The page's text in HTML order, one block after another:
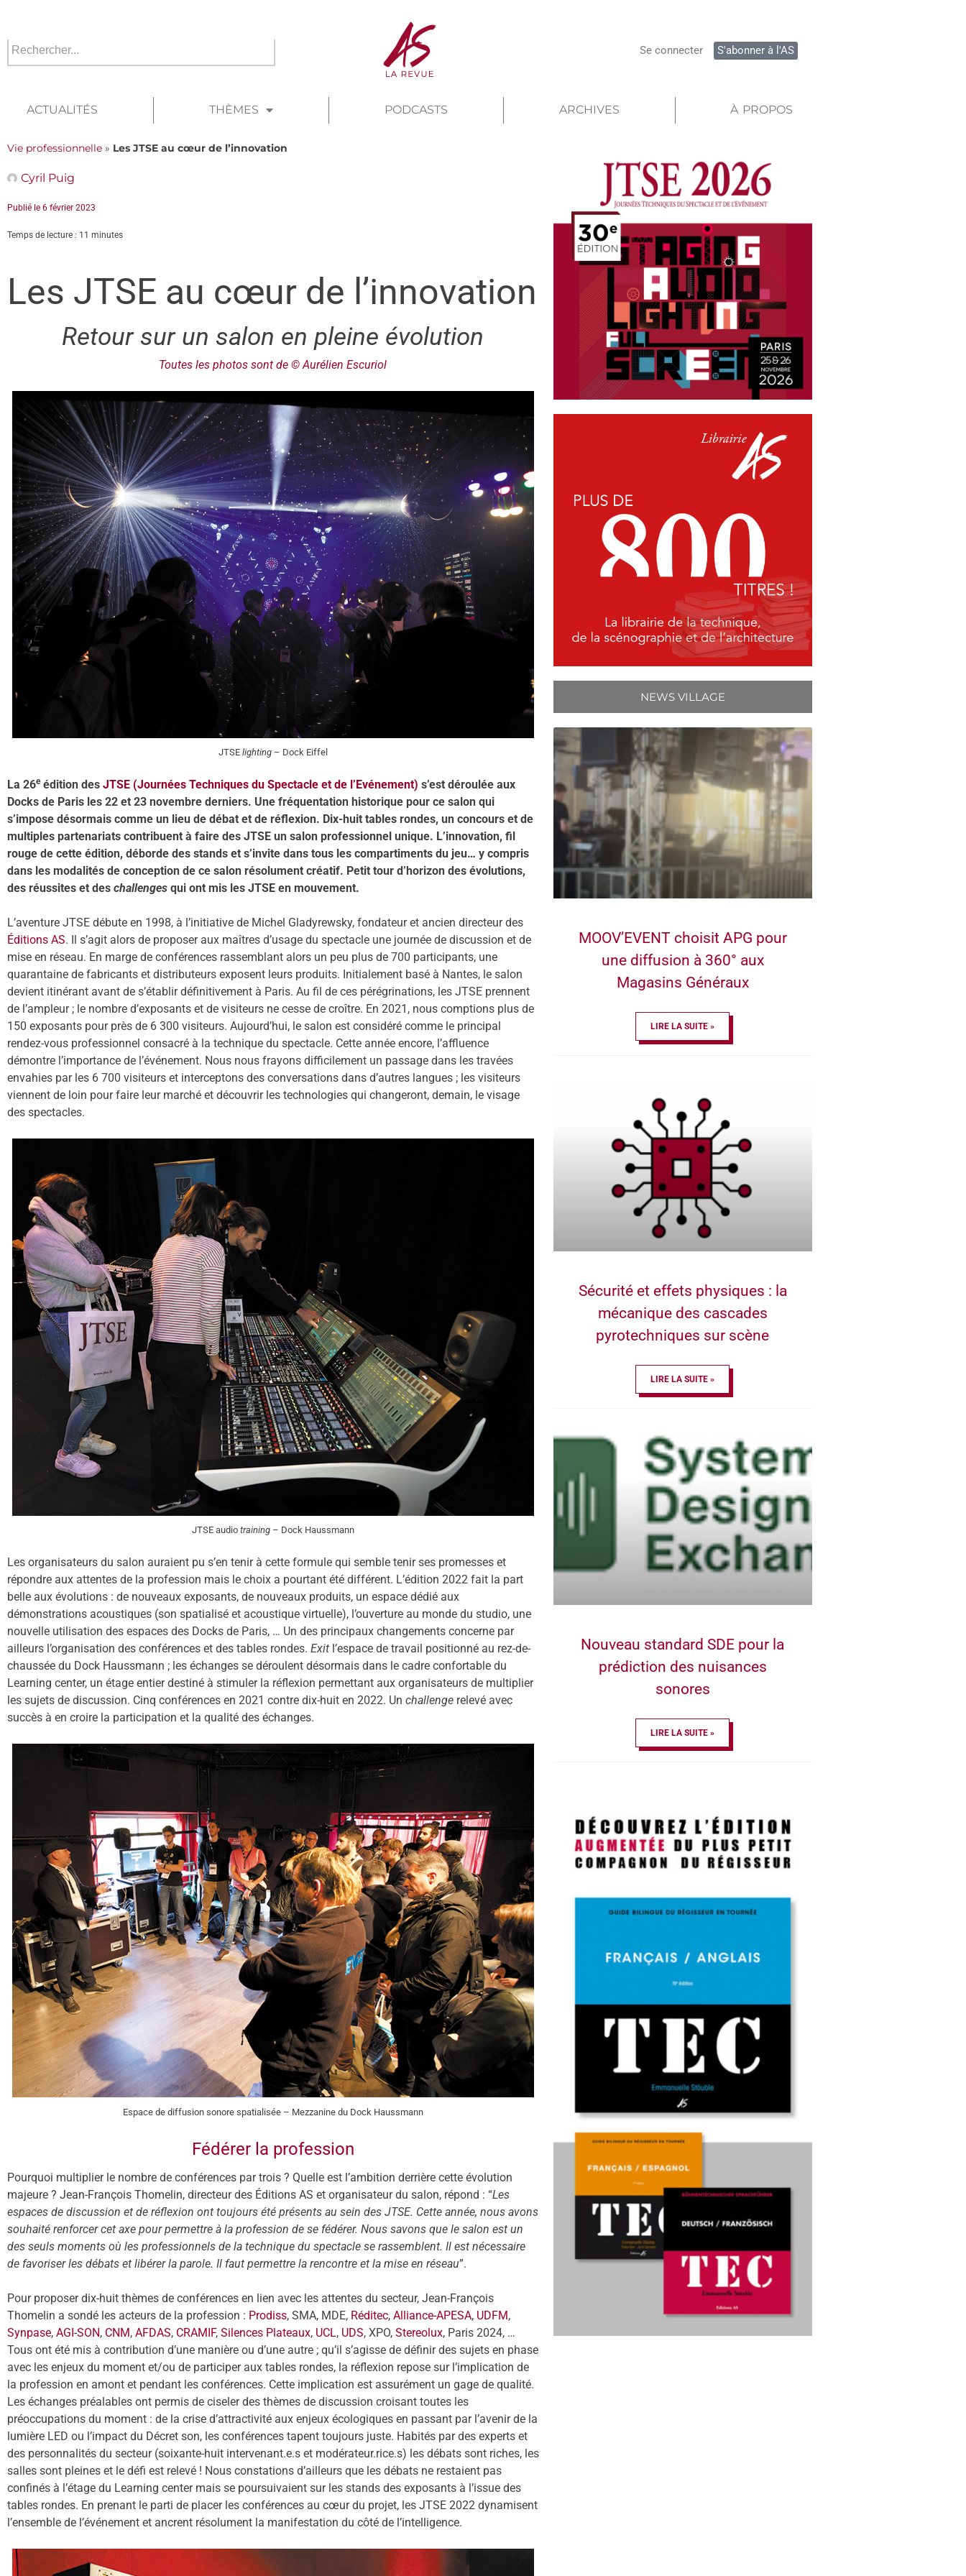
Se connecter S'abonner à l'AS
ACTUALITÉS THÈMES PODCASTS ARCHIVES À PROPOS
Vie professionnelle » Les JTSE au cœur de l’innovation
Cyril Puig
Publié le 6 février 2023
Temps de lecture : 11 minutes
Les JTSE au cœur de l’innovation
Retour sur un salon en pleine évolution
Toutes les photos sont de © Aurélien Escuriol
JTSE lighting– Dock Eiffel
La 26eédition des JTSE (Journées Techniques du Spectacle et de l’Evénement) s’est déroulée aux
Docks de Paris les 22 et 23 novembre derniers. Une fréquentation historique pour ce salon qui
s’impose désormais comme un lieu de débat et de réflexion. Dix-huit tables rondes, un concours et de
multiples partenariats contribuent à faire des JTSE un salon professionnel unique. L’innovation, fil
rouge de cette édition, déborde des stands et s’invite dans tous les compartiments du jeu… y compris
dans les modalités de conception de ce salon résolument créatif. Petit tour d’horizon des évolutions,
des réussites et des challenges qui ont mis les JTSE en mouvement.
L’aventure JTSE débute en 1998, à l’initiative de Michel Gladyrewsky, fondateur et ancien directeur des
Éditions AS. Il s’agit alors de proposer aux maîtres d’usage du spectacle une journée de discussion et de
mise en réseau. En marge de conférences rassemblant alors un peu plus de 700 participants, une
quarantaine de fabricants et distributeurs exposent leurs produits. Initialement basé à Nantes, le salon
devient itinérant avant de s’établir définitivement à Paris. Au fil de ces pérégrinations, les JTSE prennent
de l’ampleur ; le nombre d’exposants et de visiteurs ne cesse de croître. En 2021, nous comptions plus de
150 exposants pour près de 6 300 visiteurs. Aujourd’hui, le salon est considéré comme le principal
rendez-vous professionnel consacré à la technique du spectacle. Cette année encore, l’affluence
démontre l’importance de l’événement. Nous nous frayons difficilement un passage dans les travées
envahies par les 6 700 visiteurs et interceptons des conversations dans d’autres langues ; les visiteurs
viennent de loin pour faire leur marché et découvrir les technologies qui changeront, demain, le visage
des spectacles.
JTSE audio training– Dock Haussmann
Les organisateurs du salon auraient pu s’en tenir à cette formule qui semble tenir ses promesses et
répondre aux attentes de la profession mais le choix a pourtant été différent. L’édition 2022 fait la part
belle aux évolutions : de nouveaux exposants, de nouveaux produits, un espace dédié aux
démonstrations acoustiques (son spatialisé et acoustique virtuelle), l’ouverture au monde du studio, une
nouvelle utilisation des espaces des Docks de Paris, … Un des principaux changements concerne par
ailleurs l’organisation des conférences et des tables rondes. Exit l’espace de travail positionné au rez-de-
chaussée du Dock Haussmann ; les échanges se déroulent désormais dans le cadre confortable du
Learning center, un étage entier destiné à stimuler la réflexion permettant aux organisateurs de multiplier
les sujets de discussion. Cinq conférences en 2021 contre dix-huit en 2022. Un challenge relevé avec
succès à en croire la participation et la qualité des échanges.
Espace de diffusion sonore spatialisée – Mezzanine du Dock Haussmann
Fédérer la profession
Pourquoi multiplier le nombre de conférences par trois ? Quelle est l’ambition derrière cette évolution
majeure ? Jean-François Thomelin, directeur des Éditions AS et organisateur du salon, répond : “Les
espaces de discussion et de réflexion ont toujours été présents au sein des JTSE. Cette année, nous avons
souhaité renforcer cet axe pour permettre à la profession de se fédérer. Nous savons que le salon est un
des seuls moments où les professionnels de la technique du spectacle se rassemblent. Il est nécessaire
de favoriser les débats et libérer la parole. Il faut permettre la rencontre et la mise en réseau”.
Pour proposer dix-huit thèmes de conférences en lien avec les attentes du secteur, Jean-François
Thomelin a sondé les acteurs de la profession : Prodiss, SMA, MDE, Réditec, Alliance-APESA, UDFM,
Synpase, AGI-SON, CNM, AFDAS, CRAMIF, Silences Plateaux, UCL, UDS, XPO, Stereolux, Paris 2024, …
Tous ont été mis à contribution d’une manière ou d’une autre ; qu’il s’agisse de définir des sujets en phase
avec les enjeux du moment et/ou de participer aux tables rondes, la réflexion repose sur l’implication de
la profession en amont et pendant les conférences. Cette implication est assurément un gage de qualité.
Les échanges préalables ont permis de ciseler des thèmes de discussion croisant toutes les
préoccupations du moment : de la crise d’attractivité aux enjeux écologiques en passant par l’avenir de la
lumière LED ou l’impact du Décret son, les conférences tapent toujours juste. Habités par des experts et
des personnalités du secteur (soixante-huit intervenant.e.s et modérateur.rice.s) les débats sont riches, les
salles sont pleines et le défi est relevé ! Nous constations d’ailleurs que les débats ne restaient pas
confinés à l’étage du Learning center mais se poursuivaient sur les stands des exposants à l’issue des
tables rondes. En prenant le parti de placer les conférences au cœur du projet, les JTSE 2022 dynamisent
l’ensemble de l’événement et ancrent résolument la manifestation du côté de l’intelligence.
NEWS VILLAGE
MOOV’EVENT choisit APG pour
une diffusion à 360° aux
Magasins Généraux
LIRE LA SUITE »
Sécurité et effets physiques : la
mécanique des cascades
pyrotechniques sur scène
LIRE LA SUITE »
Nouveau standard SDE pour la
prédiction des nuisances
sonores
LIRE LA SUITE »